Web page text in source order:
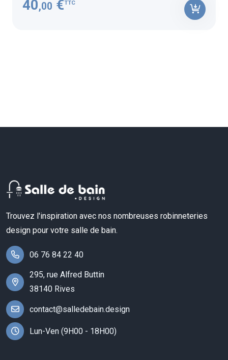
40,00 €TTC
Trouvez l'inspiration avec nos nombreuses robinneteries
design pour votre salle de bain.
06 76 84 22 40
295, rue Alfred Buttin
38140 Rives
contact@salledebain.design
Lun-Ven (9H00 - 18H00)